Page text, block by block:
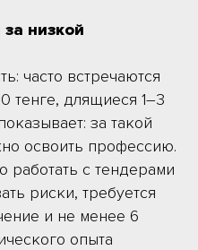
низкой
часто встречаются
тенге, длящиеся 1–3
за такой
освоить профессию.
работать с тендерами
риски, требуется
и не менее 6
опыта